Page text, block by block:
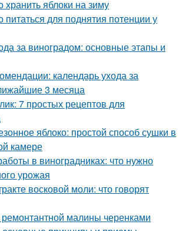
хранить яблоки на зиму
питаться для поднятия потенции у
за виноградом: основные этапы и
календарь ухода за
3 месяца
7 простых рецептов для
яблоко: простой способ сушки в
камере
в виноградниках: что нужно
урожая
восковой моли: что говорят
малины черенками